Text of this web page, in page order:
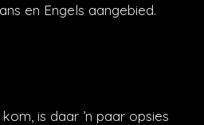
en Engels aangebied.
is daar ’n paar opsies